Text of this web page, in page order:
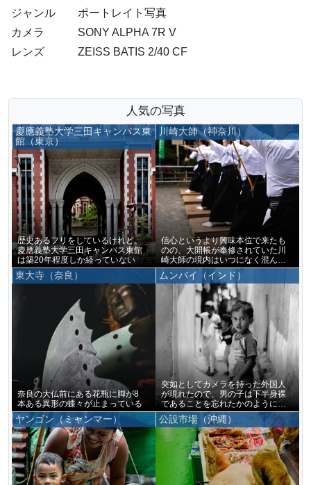
ジャンル
ポートレイト写真
カメラ
SONY ALPHA 7R V
レンズ
ZEISS BATIS 2/40 CF
人気の写真
慶應義塾大学三田キャンパス東
館（東京）
歴史あるフリをしているけれど、
慶應義塾大学三田キャンパス東館
は築20年程度しか経っていない
川崎大師（神奈川）
信心というより興味本位で来たも
のの、大開帳が奉修されていた川
崎大師の境内はいつになく混んで
いた
東大寺（奈良）
奈良の大仏前にある花瓶に脚が8
本ある異形の蝶々が止まっている
ムンバイ（インド）
突如としてカメラを持った外国人
が現れたので、男の子は下半身裸
であることを忘れたかのように僕
をじっと見つめ続けていた
ヤンゴン（ミャンマー） 公設市場（沖縄）